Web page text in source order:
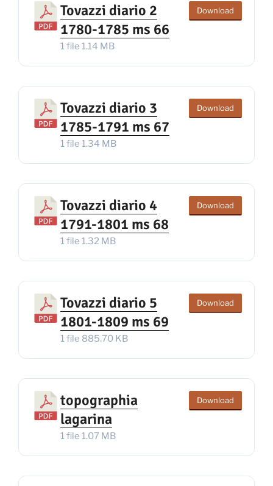
Tovazzi diario 2
1780-1785 ms 66
1 file 1.14 MB
Download
Tovazzi diario 3
1785-1791 ms 67
1 file 1.34 MB
Download
Tovazzi diario 4
1791-1801 ms 68
1 file 1.32 MB
Download
Tovazzi diario 5
1801-1809 ms 69
1 file 885.70 KB
Download
topographia
lagarina
1 file 1.07 MB
Download